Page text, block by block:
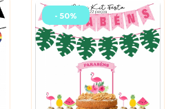
- 50%